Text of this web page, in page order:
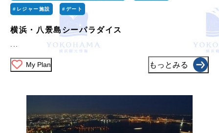
#レジャー施設 #デート
横浜・八景島シーパラダイス
My Plan もっとみる